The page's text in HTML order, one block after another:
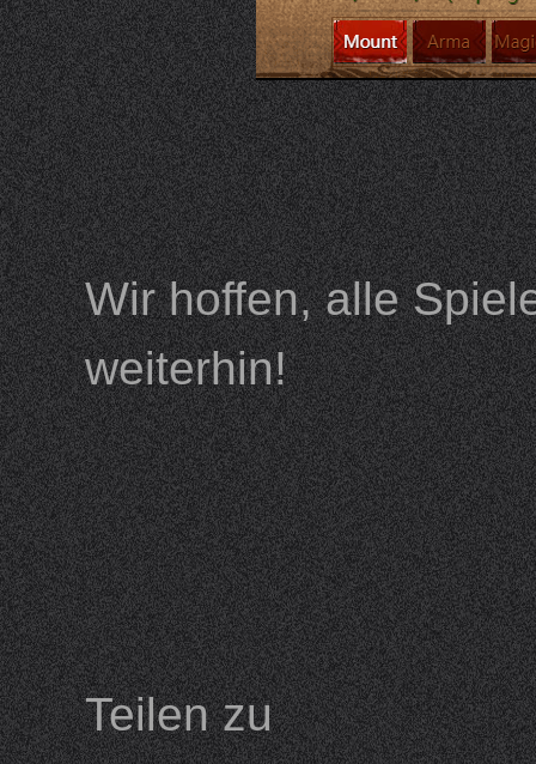
Wir hoffen, alle
weiterhin!
Teilen zu